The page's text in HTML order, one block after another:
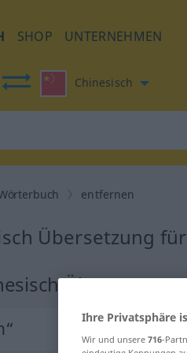
SHOP UNTERNEHMEN
Chinesisch
entfernen
Übersetzung
Übersetzung
Ihre Privatsphäre
Wir und unsere 716-